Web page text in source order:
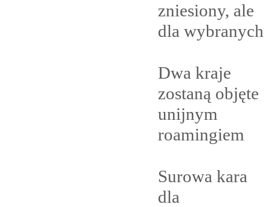
zniesiony, ale
dla wybranych
Dwa kraje
zostaną objęte
unijnym
roamingiem
Surowa kara
dla